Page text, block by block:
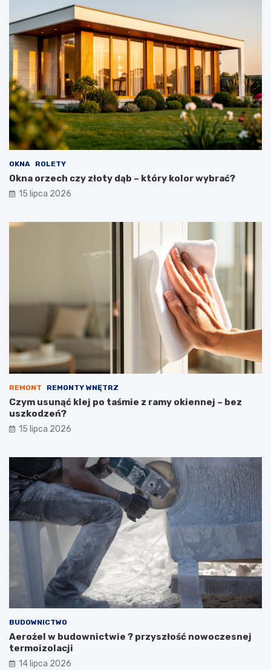
OKNA ROLETY
Okna orzech czy złoty dąb – który kolor wybrać?
15 lipca 2026
REMONT REMONTY WNĘTRZ
Czym usunąć klej po taśmie z ramy okiennej – bez
uszkodzeń?
15 lipca 2026
BUDOWNICTWO
Aerożel w budownictwie ? przyszłość nowoczesnej
termoizolacji
14 lipca 2026